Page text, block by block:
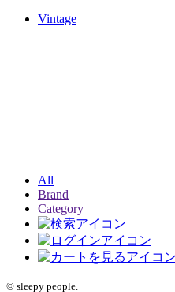
Vintage
All
Brand
Category
© sleepy people.